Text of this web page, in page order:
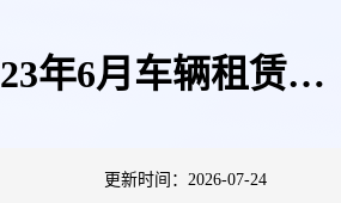
年6月车辆租赁服
更新时间：2026-07-24